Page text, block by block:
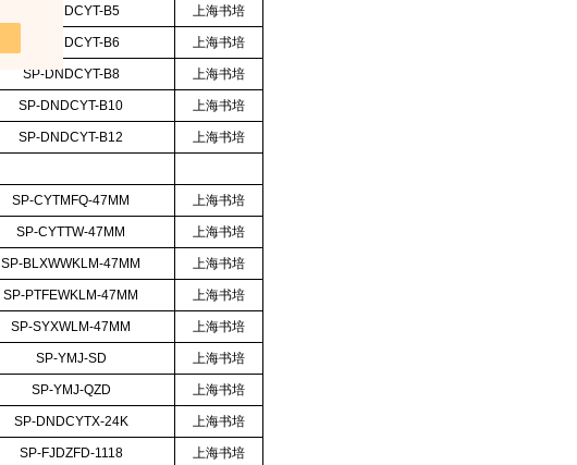
SP-DNDCYT-B5 上海书培
SP-DNDCYT-B6 上海书培
SP-DNDCYT-B8 上海书培
SP-DNDCYT-B10 上海书培
SP-DNDCYT-B12 上海书培
SP-CYTMFQ-47MM 上海书培
SP-CYTTW-47MM 上海书培
SP-BLXWWKLM-47MM 上海书培
SP-PTFEWKLM-47MM 上海书培
SP-SYXWLM-47MM 上海书培
SP-YMJ-SD 上海书培
SP-YMJ-QZD 上海书培
SP-DNDCYTX-24K 上海书培
SP-FJDZFD-1118 上海书培